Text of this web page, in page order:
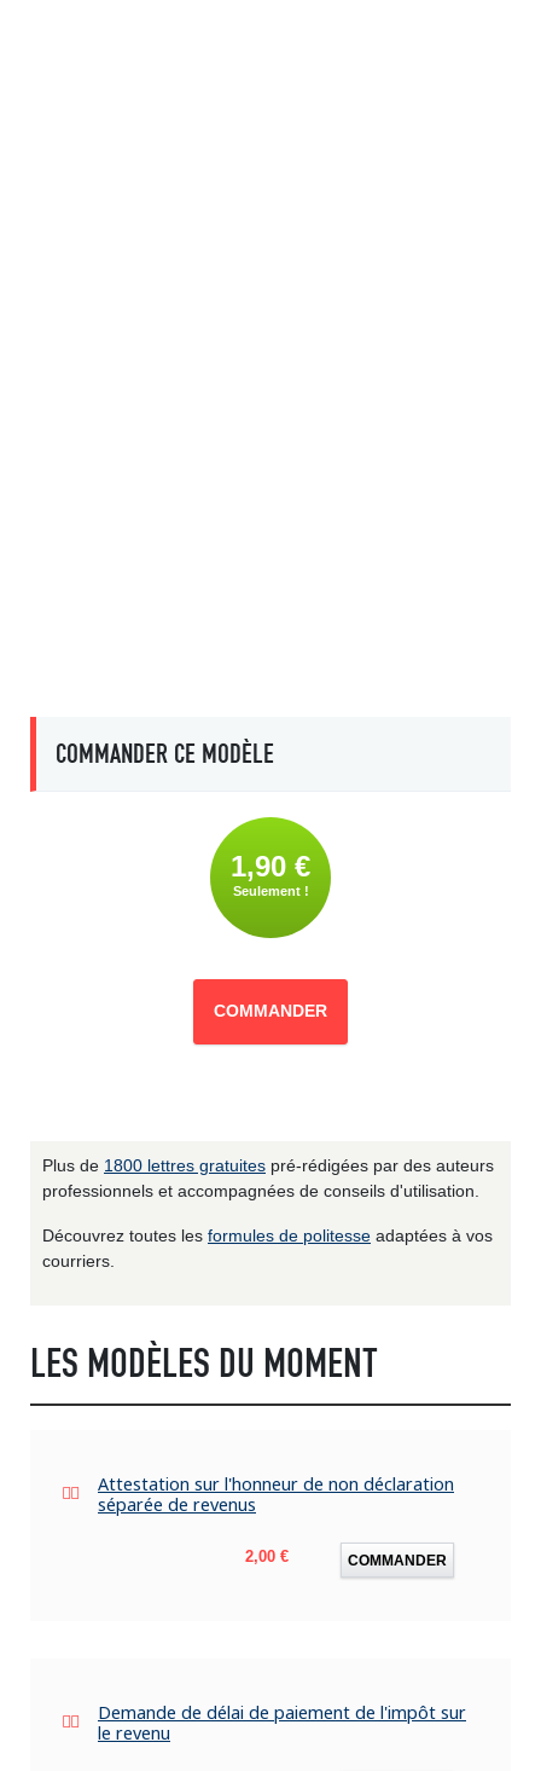
COMMANDER CE MODÈLE
1,90 €
Seulement !
COMMANDER
Plus de 1800 lettres gratuites pré-rédigées par des auteurs
professionnels et accompagnées de conseils d'utilisation.
Découvrez toutes les formules de politesse adaptées à vos
courriers.
LES MODÈLES DU MOMENT
Attestation sur l'honneur de non déclaration
séparée de revenus
Prix
2,00 € COMMANDER
Demande de délai de paiement de l'impôt sur
le revenu